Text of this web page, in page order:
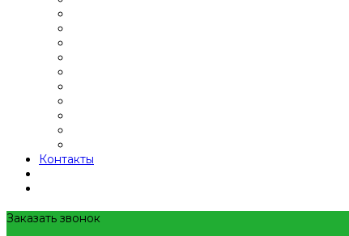
Контакты
Заказать звонок